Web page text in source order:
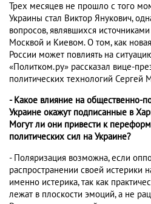
Трех месяцев не прошло с того
Украины стал Виктор Янукович,
вопросов, являвшихся
Москвой и Киевом. О том, как
России может повлиять на
«Политком.ру» рассказал вице-
политических технологий Сергей
- Какое влияние на общественно-
Украине окажут подписанные в
Могут ли они привести к
политических сил на Украине?
- Поляризация возможна, если
распространении своей истерики
именно истерика, так как
лежат в плоскости эмоций, а не